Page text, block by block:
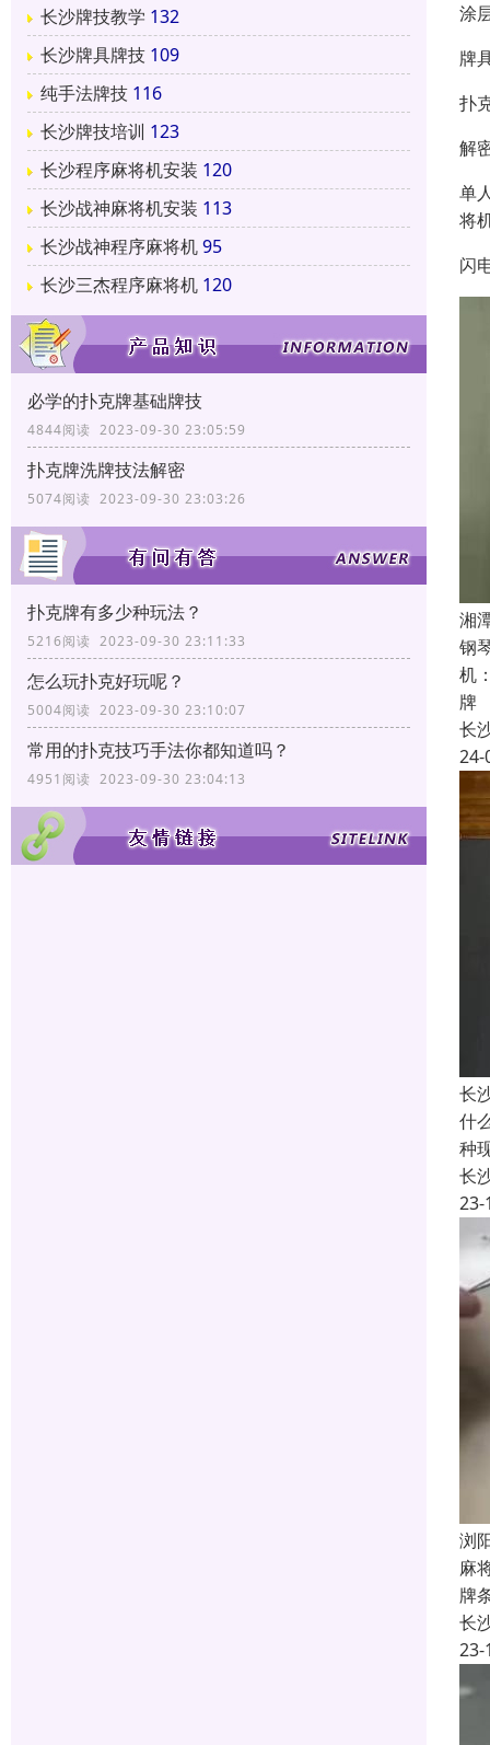
长沙牌技教学 132
长沙牌具牌技 109
纯手法牌技 116
长沙牌技培训 123
长沙程序麻将机安装 120
长沙战神麻将机安装 113
长沙战神程序麻将机95
长沙三杰程序麻将机 120
必学的扑克牌基础牌技
4844阅读 2023-09-30 23:05:59
扑克牌洗牌技法解密
5074阅读 2023-09-30 23:03:26
扑克牌有多少种玩法？
5216阅读 2023-09-30 23:11:33
怎么玩扑克好玩呢？
5004阅读 2023-09-30 23:10:07
常用的扑克技巧手法你都知道吗？
4951阅读 2023-09-30 23:04:13
涂
牌
扑
解
单
将
闪
湘
钢
机
牌
长
24-
长
什
种
长
23-
浏
麻
牌
长
23-